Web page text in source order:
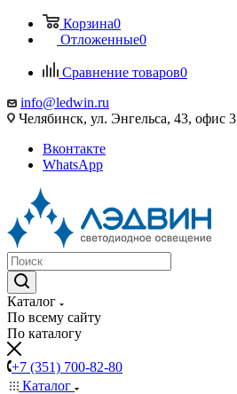
Корзина0
Отложенные0
Сравнение товаров0
info@ledwin.ru
Челябинск, ул. Энгельса, 43, офис 3
Вконтакте
WhatsApp
Каталог
По всему сайту
По каталогу
+7 (351) 700-82-80
Каталог